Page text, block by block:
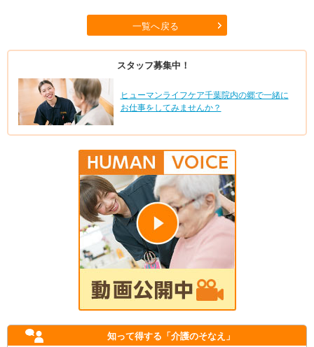
一覧へ戻る
スタッフ募集中！
ヒューマンライフケア千葉院内の郷で一緒に
お仕事をしてみませんか？
知って得する 「介護のそなえ」